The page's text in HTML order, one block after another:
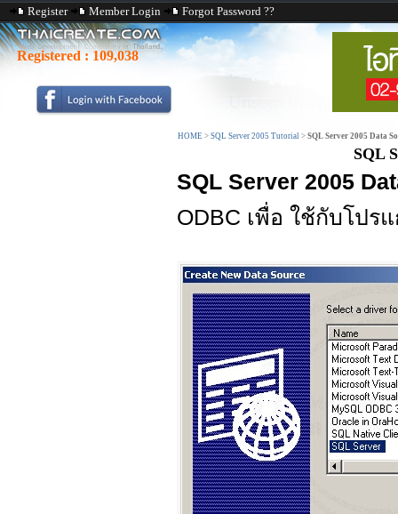
Register Member Login Forgot Password ??
Registered : 109,038
HOME > SQL Server 2005 Tutorial > SQL Server 2005 Data
SQL
SQL Server 2005
ODBC เพื่อ ใช้กับโปร